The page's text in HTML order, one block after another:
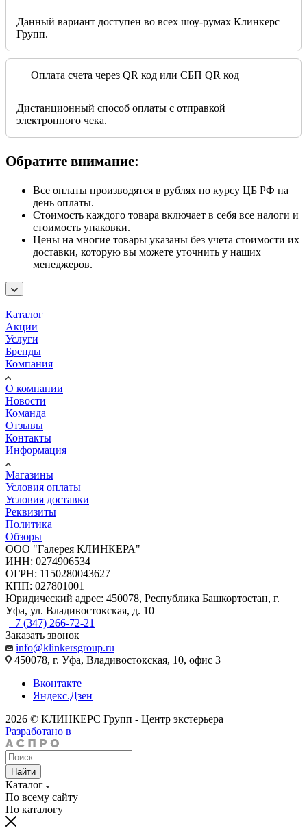
Данный вариант доступен во всех шоу-румах Клинкерс
Групп.
Оплата счета через QR код или СБП QR код
Дистанционный способ оплаты с отправкой
электронного чека.
Обратите внимание:
Все оплаты производятся в рублях по курсу ЦБ РФ на
день оплаты.
Стоимость каждого товара включает в себя все налоги и
стоимость упаковки.
Цены на многие товары указаны без учета стоимости их
доставки, которую вы можете уточнить у наших
менеджеров.
Каталог
Акции
Услуги
Бренды
Компания
О компании
Новости
Команда
Отзывы
Контакты
Информация
Магазины
Условия оплаты
Условия доставки
Реквизиты
Политика
Обзоры
ООО "Галерея КЛИНКЕРА"
ИНН: 0274906534
ОГРН: 1150280043627
КПП: 027801001
Юридический адрес: 450078, Республика Башкортостан, г.
Уфа, ул. Владивостокская, д. 10
+7 (347) 266-72-21
Заказать звонок
info@klinkersgroup.ru
450078, г. Уфа, Владивостокская, 10, офис 3
Вконтакте
Яндекс.Дзен
2026 © КЛИНКЕРС Групп - Центр экстерьера
Разработано в
Найти
Каталог
По всему сайту
По каталогу